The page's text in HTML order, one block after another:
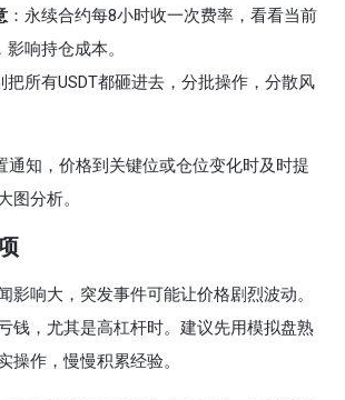
：永续合约每8小时收一次费率，看看当前
响持仓成本。
把所有USDT都砸进去，分批操作，分散风
通知，价格到关键位或仓位变化时及时提
图分析。
影响大，突发事件可能让价格剧烈波动。
钱，尤其是高杠杆时。建议先用模拟盘熟
操作，慢慢积累经验。